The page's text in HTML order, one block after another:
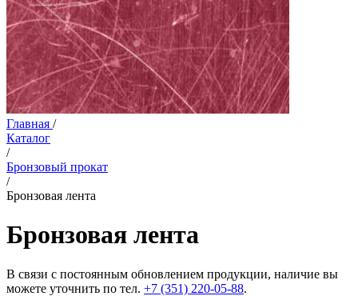
Главная /
Каталог
/
Бронзовый прокат
/
Бронзовая лента
Бронзовая лента
В связи с постоянным обновлением продукции, наличие вы
можете уточнить по тел. +7 (351) 220-05-88.